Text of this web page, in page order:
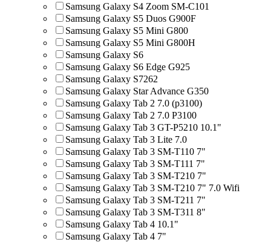
Samsung Galaxy S4 Zoom SM-C101
Samsung Galaxy S5 Duos G900F
Samsung Galaxy S5 Mini G800
Samsung Galaxy S5 Mini G800H
Samsung Galaxy S6
Samsung Galaxy S6 Edge G925
Samsung Galaxy S7262
Samsung Galaxy Star Advance G350
Samsung Galaxy Tab 2 7.0 (p3100)
Samsung Galaxy Tab 2 7.0 P3100
Samsung Galaxy Tab 3 GT-P5210 10.1"
Samsung Galaxy Tab 3 Lite 7.0
Samsung Galaxy Tab 3 SM-T110 7"
Samsung Galaxy Tab 3 SM-T111 7"
Samsung Galaxy Tab 3 SM-T210 7"
Samsung Galaxy Tab 3 SM-T210 7" 7.0 Wifi
Samsung Galaxy Tab 3 SM-T211 7"
Samsung Galaxy Tab 3 SM-T311 8"
Samsung Galaxy Tab 4 10.1"
Samsung Galaxy Tab 4 7"